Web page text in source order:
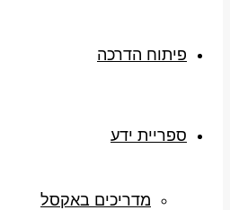
פיתוח הדרכה
ספריית ידע
מדריכים באקסל